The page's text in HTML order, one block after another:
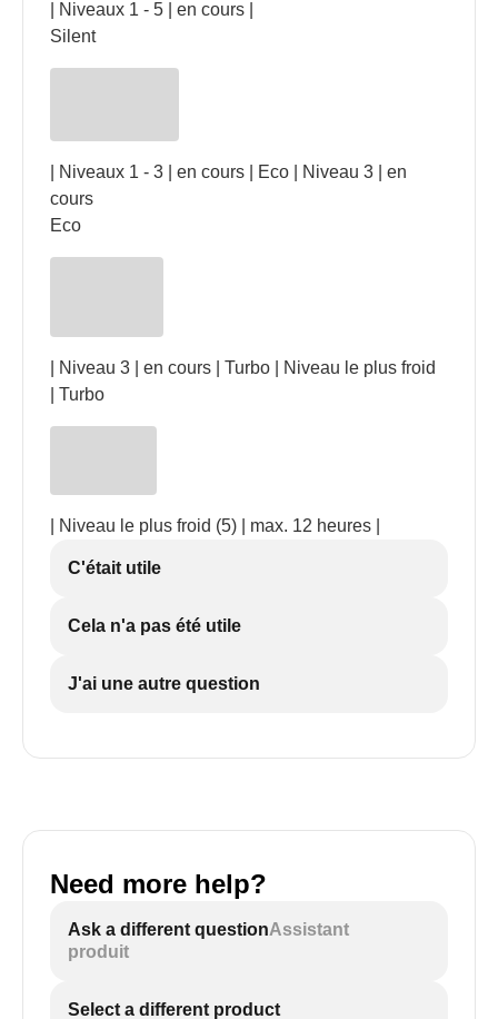
| Niveaux 1 - 5 | en cours |
Silent
| Niveaux 1 - 3 | en cours | Eco | Niveau 3 | en
cours
Eco
| Niveau 3 | en cours | Turbo | Niveau le plus froid
| Turbo
| Niveau le plus froid (5) | max. 12 heures |
C'était utile
Cela n'a pas été utile
J'ai une autre question
Need more help?
Ask a different questionAssistant
produit
Select a different product